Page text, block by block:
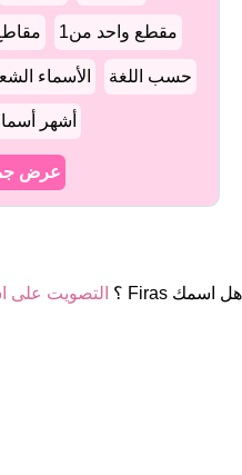
مقطع واحد من1
حسب اللغة الأسماء
أشهر أسماء
عرض
هل اسمك Firas ؟ التصويت على